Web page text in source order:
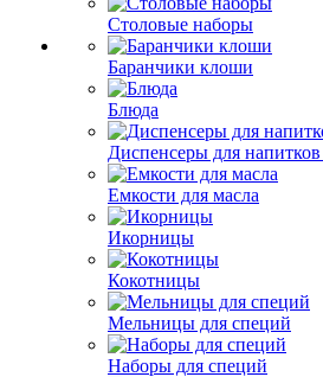
Столовые наборы
Баранчики клоши
Блюда
Диспенсеры для
Емкости для масла
Икорницы
Кокотницы
Мельницы для специй
Наборы для специй